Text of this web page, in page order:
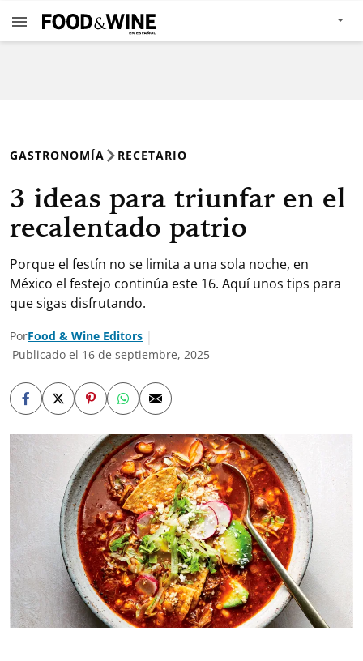
GASTRONOMÍA RECETARIO
3 ideas para triunfar en el
recalentado patrio
Porque el festín no se limita a una sola noche, en
México el festejo continúa este 16. Aquí unos tips para
que sigas disfrutando.
PorFood & Wine Editors
Publicado el 16 de septiembre, 2025